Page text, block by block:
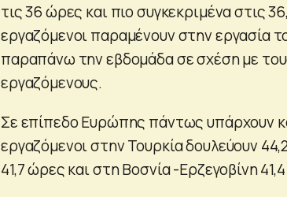
τις 36 ώρες και πιο συγκεκριμένα στις
εργαζόμενοι παραμένουν στην εργασία
παραπάνω την εβδομάδα σε σχέση με
εργαζόμενους.
Σε επίπεδο Ευρώπης πάντως υπάρχουν
εργαζόμενοι στην Τουρκία δουλεύουν
41,7 ώρες και στη Βοσνία -Ερζεγοβίνη